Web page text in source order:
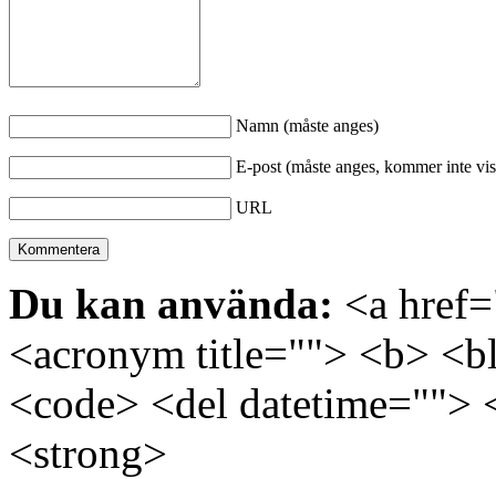
Namn (måste anges)
E-post (måste anges, kommer inte
URL
Du kan använda: <a
<acronym title=""> <b>
<code> <del
<strong>